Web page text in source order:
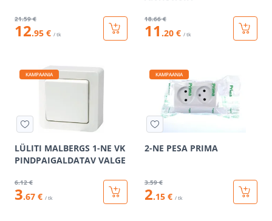
21.59 €
12.95 € / tk
18.66 €
11 .20 € / tk
KAMPAANIA
LÜLITI MALBERGS 1-NE VK
PINDPAIGALDATAV VALGE
6.12 €
3.67 € / tk
KAMPAANIA
2-NE PESA PRIMA
3.59 €
2.15 € / tk